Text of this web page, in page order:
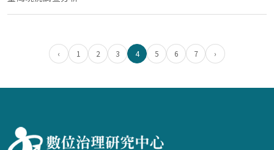
‹ 1 2 3 4 5 6 7 ›